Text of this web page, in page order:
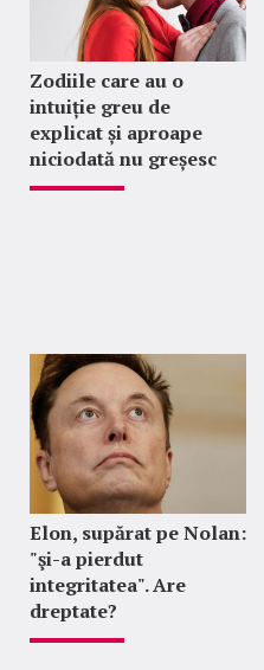
Zodiile care au o
intuiție greu de
explicat și aproape
niciodată nu greșesc
Elon, supărat pe Nolan:
"şi-a pierdut
integritatea". Are
dreptate?